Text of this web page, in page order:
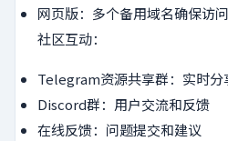
网页版：多个备用域名确保访问
社区互动：
Telegram资源共享群：实时分
Discord群：用户交流和反馈
在线反馈：问题提交和建议